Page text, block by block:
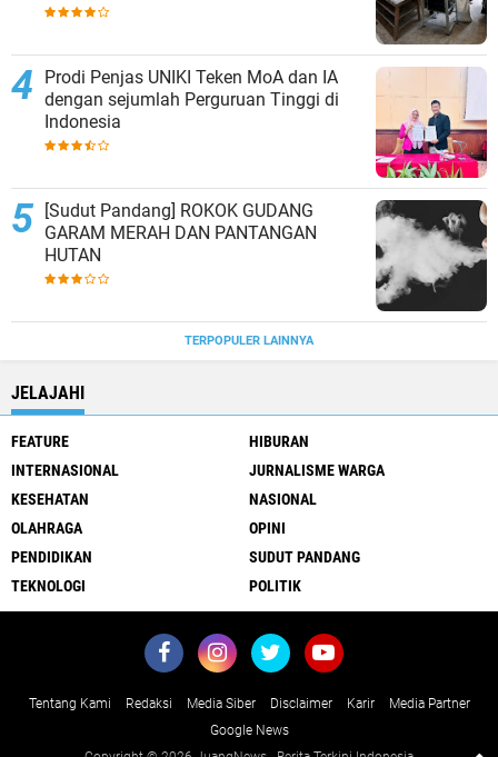
Prodi Penjas UNIKI Teken MoA dan IA
dengan sejumlah Perguruan Tinggi di
Indonesia
[Sudut Pandang] ROKOK GUDANG
GARAM MERAH DAN PANTANGAN
HUTAN
TERPOPULER LAINNYA
JELAJAHI
FEATURE
HIBURAN
INTERNASIONAL
JURNALISME WARGA
KESEHATAN
NASIONAL
OLAHRAGA
OPINI
PENDIDIKAN
SUDUT PANDANG
TEKNOLOGI
POLITIK
Tentang Kami Redaksi Media Siber Disclaimer Karir
Media Partner
Google News